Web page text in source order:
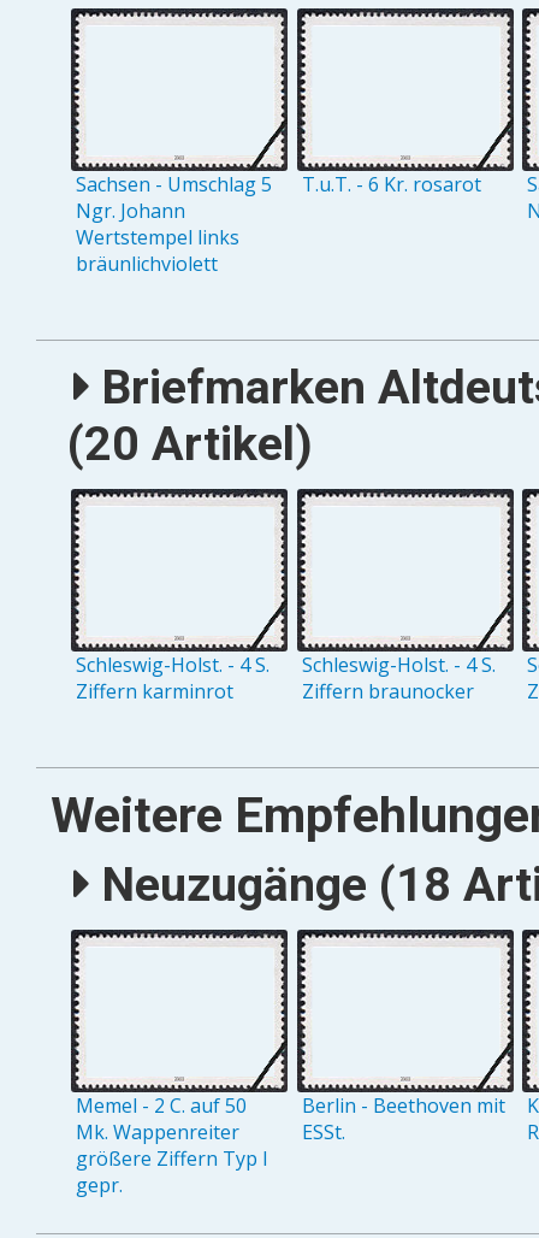
Sachsen - Umschlag 5
Ngr. Johann
Wertstempel links
bräunlichviolett
T.u.T. - 6 Kr. rosarot
Briefmarken
(20 Artikel)
Schleswig-Holst. - 4 S.
Ziffern karminrot
Schleswig-Holst. - 4 S.
Ziffern braunocker
Weitere
Neuzugänge (18
Memel - 2 C. auf 50
Mk. Wappenreiter
größere Ziffern Typ I
gepr.
Berlin - Beethoven mit
ESSt.